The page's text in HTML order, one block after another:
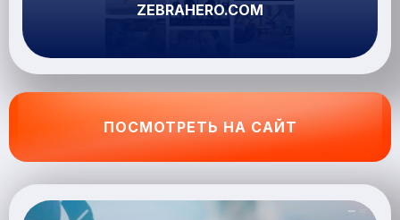
ZEBRAHERO.COM
ПОСМОТРЕТЬ НА САЙТ